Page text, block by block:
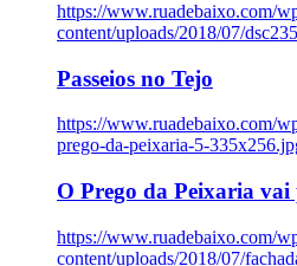
https://www.ruadebaixo.com/
content/uploads/2018/07/
Passeios no Tejo
https://www.ruadebaixo.com/
prego-da-peixaria-5-
O Prego da Peixaria
https://www.ruadebaixo.com/
content/uploads/2018/07/